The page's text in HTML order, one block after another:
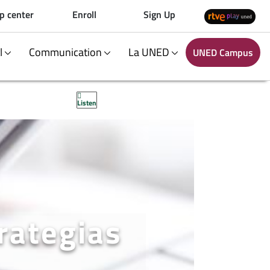
center Enroll Sign Up
Communication La UNED UNED Campus
Listen